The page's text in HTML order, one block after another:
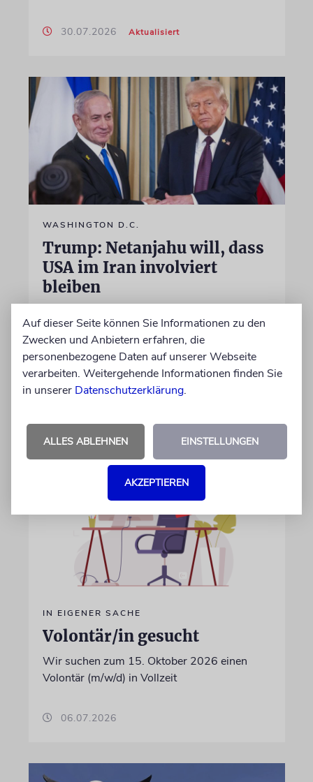
30.07.2026 Aktualisiert
WASHINGTON D.C.
Trump: Netanjahu will, dass
USA im Iran involviert
bleiben
USA sind im Iran-Krieg mehrfach zutage
getreten. Kurz vor seinem Treffen mit
Netanjahu deutet Trump an, dass die
Differenzen nicht überwunden sind
IN EIGENER SACHE
Volontär/in gesucht
Wir suchen zum 15. Oktober 2026 einen
Volontär (m/w/d) in Vollzeit
06.07.2026
Auf dieser Seite können Sie Informationen zu den
Zwecken und Anbietern erfahren, die
personenbezogene Daten auf unserer Webseite
verarbeiten. Weitergehende Informationen finden Sie
in unserer Datenschutzerklärung.
ALLES ABLEHNEN EINSTELLUNGEN
AKZEPTIEREN